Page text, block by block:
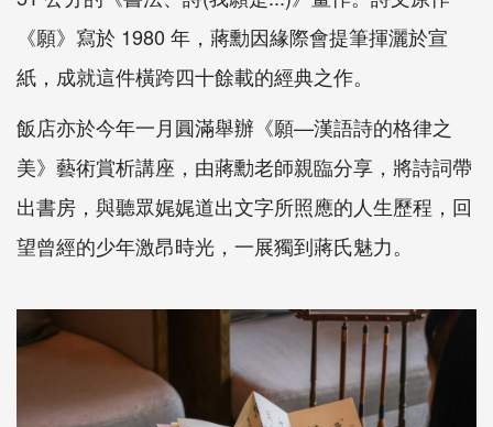
《願》寫於 1980 年，蔣勳因緣際會提筆揮灑於宣
紙，成就這件橫跨四十餘載的經典之作。
飯店亦於今年一月圓滿舉辦《願—漢語詩的格律之
美》藝術賞析講座，由蔣勳老師親臨分享，將詩詞帶
出書房，與聽眾娓娓道出文字所照應的人生歷程，回
望曾經的少年激昂時光，一展獨到蔣氏魅力。